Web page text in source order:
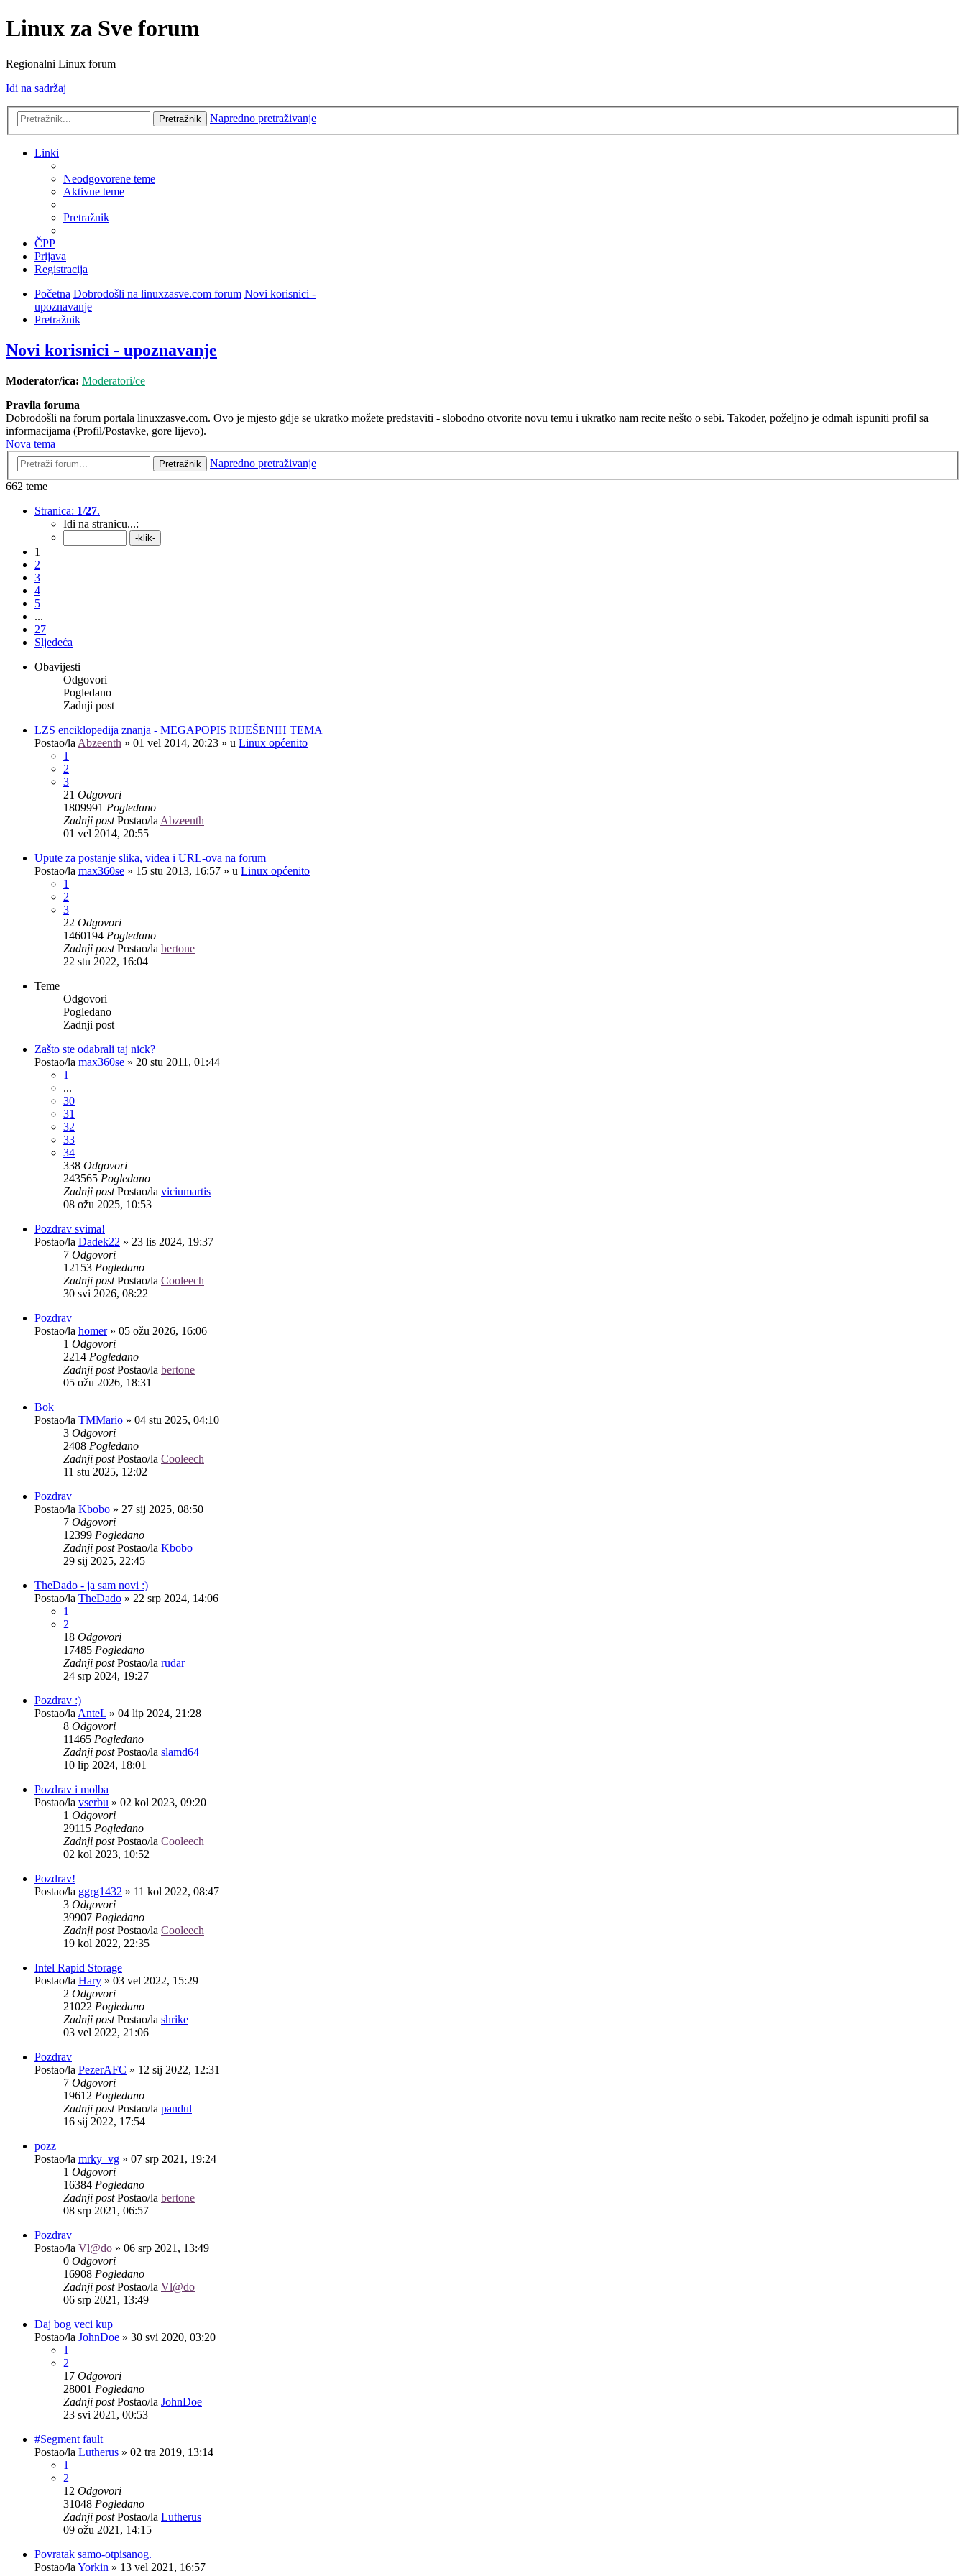
Linux za Sve forum
Regionalni Linux forum
Idi na sadržaj
Pretražnik Napredno pretraživanje
Linki
Neodgovorene teme
Aktivne teme
Pretražnik
ČPP
Prijava
Registracija
Početna Dobrodošli na linuxzasve.com forum Novi korisnici -
upoznavanje
Pretražnik
Novi korisnici - upoznavanje
Moderator/ica: Moderatori/ce
Pravila foruma
Dobrodošli na forum portala linuxzasve.com. Ovo je mjesto gdje se ukratko možete predstaviti - slobodno otvorite novu temu i ukratko nam recite nešto o sebi. Također, poželjno je odmah ispuniti profil sa
informacijama (Profil/Postavke, gore lijevo).
Nova tema
Pretražnik
Napredno pretraživanje
662 teme
Stranica: 1/27.
Idi na stranicu...:
1
2
3
4
5
...
27
Sljedeća
Obavijesti
Odgovori
Pogledano
Zadnji post
LZS enciklopedija znanja - MEGAPOPIS RIJEŠENIH TEMA
Postao/la Abzeenth » 01 vel 2014, 20:23 » u Linux općenito
1
2
3
21 Odgovori
1809991 Pogledano
Zadnji postPostao/la Abzeenth
01 vel 2014, 20:55
Upute za postanje slika, videa i URL-ova na forum
Postao/la max360se » 15 stu 2013, 16:57 » u Linux općenito
1
2
3
22 Odgovori
1460194 Pogledano
Zadnji postPostao/la bertone
22 stu 2022, 16:04
Teme
Odgovori
Pogledano
Zadnji post
Zašto ste odabrali taj nick?
Postao/la max360se » 20 stu 2011, 01:44
1
...
30
31
32
33
34
338 Odgovori
243565 Pogledano
Zadnji postPostao/la viciumartis
08 ožu 2025, 10:53
Pozdrav svima!
Postao/la Dadek22 » 23 lis 2024, 19:37
7 Odgovori
12153 Pogledano
Zadnji postPostao/la Cooleech
30 svi 2026, 08:22
Pozdrav
Postao/la homer» 05 ožu 2026, 16:06
1 Odgovori
2214 Pogledano
Zadnji postPostao/la bertone
05 ožu 2026, 18:31
Bok
Postao/la TMMario » 04 stu 2025, 04:10
3 Odgovori
2408 Pogledano
Zadnji postPostao/la Cooleech
11 stu 2025, 12:02
Pozdrav
Postao/la Kbobo » 27 sij 2025, 08:50
7 Odgovori
12399 Pogledano
Zadnji postPostao/la Kbobo
29 sij 2025, 22:45
TheDado - ja sam novi :)
Postao/la TheDado » 22 srp 2024, 14:06
1
2
18 Odgovori
17485 Pogledano
Zadnji postPostao/la rudar
24 srp 2024, 19:27
Pozdrav :)
Postao/la AnteL » 04 lip 2024, 21:28
8 Odgovori
11465 Pogledano
Zadnji postPostao/la slamd64
10 lip 2024, 18:01
Pozdrav i molba
Postao/la vserbu » 02 kol 2023, 09:20
1 Odgovori
29115 Pogledano
Zadnji postPostao/la Cooleech
02 kol 2023, 10:52
Pozdrav!
Postao/la ggrg1432 » 11 kol 2022, 08:47
3 Odgovori
39907 Pogledano
Zadnji postPostao/la Cooleech
19 kol 2022, 22:35
Intel Rapid Storage
Postao/la Hary » 03 vel 2022, 15:29
2 Odgovori
21022 Pogledano
Zadnji postPostao/la shrike
03 vel 2022, 21:06
Pozdrav
Postao/la PezerAFC » 12 sij 2022, 12:31
7 Odgovori
19612 Pogledano
Zadnji postPostao/la pandul
16 sij 2022, 17:54
pozz
Postao/la mrky_vg » 07 srp 2021, 19:24
1 Odgovori
16384 Pogledano
Zadnji postPostao/la bertone
08 srp 2021, 06:57
Pozdrav
Postao/la Vl@do » 06 srp 2021, 13:49
0 Odgovori
16908 Pogledano
Zadnji postPostao/la Vl@do
06 srp 2021, 13:49
Daj bog veci kup
Postao/la JohnDoe » 30 svi 2020, 03:20
1
2
17 Odgovori
28001 Pogledano
Zadnji postPostao/la JohnDoe
23 svi 2021, 00:53
#Segment fault
Postao/la Lutherus » 02 tra 2019, 13:14
1
2
12 Odgovori
31048 Pogledano
Zadnji postPostao/la Lutherus
09 ožu 2021, 14:15
Povratak samo-otpisanog.
Postao/la Yorkin » 13 vel 2021, 16:57